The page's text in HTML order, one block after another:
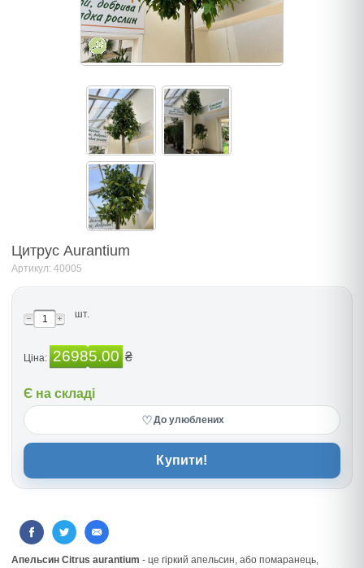
Цитрус Аurantium
Артикул: 40005
шт.
Ціна: 26985.00 ₴
Є на складі
♡До улюблених
Купити!
Апельсин Citrus aurantium - це гіркий апельсин, або помаранець,